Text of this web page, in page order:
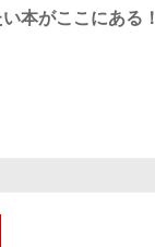
本がここにある！